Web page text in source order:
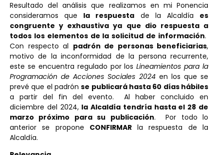
Resultado del análisis que realizamos en mi Ponencia
consideramos que la respuesta de la Alcaldía es
congruente y exhaustiva ya que dio respuesta a
todos los elementos de la solicitud de información.
Con respecto al padrón de personas beneficiarias,
motivo de la inconformidad de la persona recurrente,
este se encuentra regulado por losLineamientos para la
Programación de Acciones Sociales 2024en los que se
prevé que el padrónse publicará hasta 60 días hábiles
a partir del fin del evento. Al haber concluido en
diciembre del 2024, la Alcaldía tendría hasta el 28 de
marzo próximo para su publicación. Por todo lo
anterior se propone CONFIRMARla respuesta de la
Alcaldía.